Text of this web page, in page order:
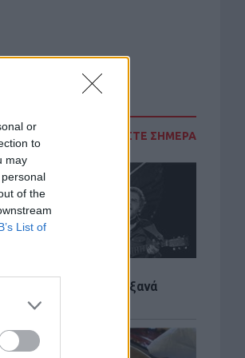
or
to
may
of the
List of
ΔΙΑΒΑΣΤΕ ΣΗΜΕΡΑ
wonders που έγιναν ξανά
από… ατύχημα